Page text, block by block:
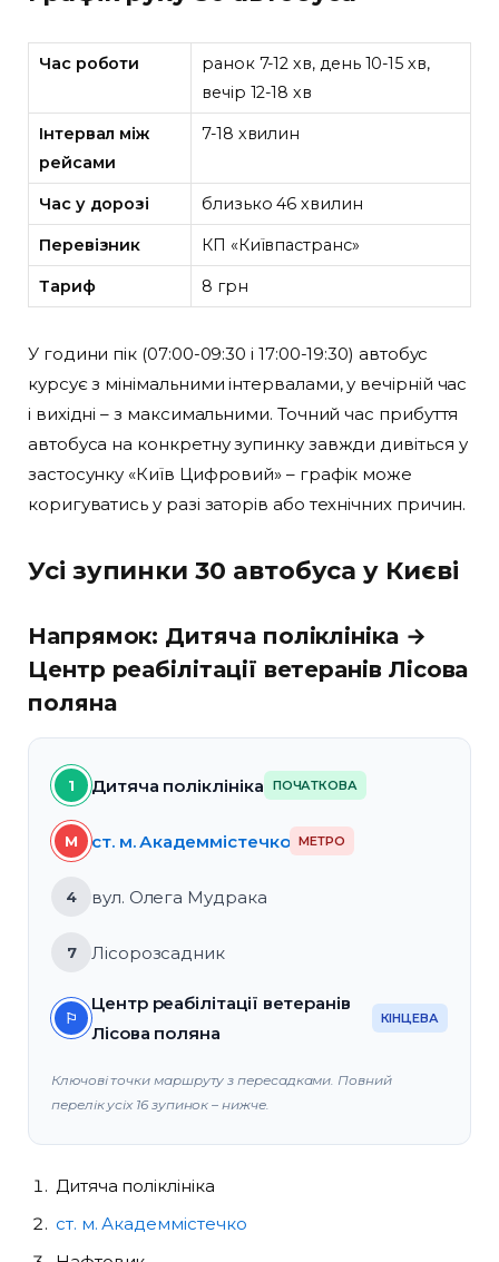
Час роботи
ранок 7-12 хв, день 10-15 хв,
вечір 12-18 хв
Інтервал між
рейсами
7-18 хвилин
Час у дорозі близько 46 хвилин
Перевізник КП «Київпастранс»
Тариф 8 грн
У години пік (07:00-09:30 і 17:00-19:30) автобус
курсує з мінімальними інтервалами, у вечірній час
і вихідні – з максимальними. Точний час прибуття
автобуса на конкретну зупинку завжди дивіться у
застосунку «Київ Цифровий» – графік може
коригуватись у разі заторів або технічних причин.
Усі зупинки 30 автобуса у Києві
Напрямок: Дитяча поліклініка →
Центр реабілітації ветеранів Лісова
поляна
1 Дитяча поліклініка ПОЧАТКОВА
M ст. м. Академмістечко МЕТРО
4 вул. Олега Мудрака
7 Лісорозсадник
⚐
Центр реабілітації ветеранів
Лісова поляна
КІНЦЕВА
Ключові точки маршруту з пересадками. Повний
перелік усіх 16 зупинок – нижче.
Дитяча поліклініка
ст. м. Академмістечко